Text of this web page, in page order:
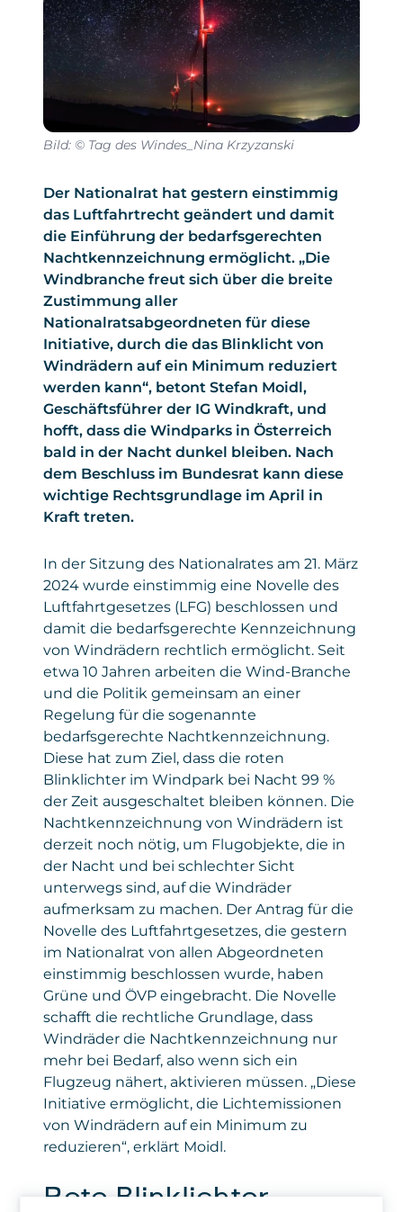
Bild: © Tag des Windes_Nina Krzyzanski
Der Nationalrat hat gestern einstimmig
das Luftfahrtrecht geändert und damit
die Einführung der bedarfsgerechten
Nachtkennzeichnung ermöglicht. „Die
Windbranche freut sich über die breite
Zustimmung aller
Nationalratsabgeordneten für diese
Initiative, durch die das Blinklicht von
Windrädern auf ein Minimum reduziert
werden kann“, betont Stefan Moidl,
Geschäftsführer der IG Windkraft, und
hofft, dass die Windparks in Österreich
bald in der Nacht dunkel bleiben. Nach
dem Beschluss im Bundesrat kann diese
wichtige Rechtsgrundlage im April in
Kraft treten.
In der Sitzung des Nationalrates am 21. März
2024 wurde einstimmig eine Novelle des
Luftfahrtgesetzes (LFG) beschlossen und
damit die bedarfsgerechte Kennzeichnung
von Windrädern rechtlich ermöglicht. Seit
etwa 10 Jahren arbeiten die Wind-Branche
und die Politik gemeinsam an einer
Regelung für die sogenannte
bedarfsgerechte Nachtkennzeichnung.
Diese hat zum Ziel, dass die roten
Blinklichter im Windpark bei Nacht 99 %
der Zeit ausgeschaltet bleiben können. Die
Nachtkennzeichnung von Windrädern ist
derzeit noch nötig, um Flugobjekte, die in
der Nacht und bei schlechter Sicht
unterwegs sind, auf die Windräder
aufmerksam zu machen. Der Antrag für die
Novelle des Luftfahrtgesetzes, die gestern
im Nationalrat von allen Abgeordneten
einstimmig beschlossen wurde, haben
Grüne und ÖVP eingebracht. Die Novelle
schafft die rechtliche Grundlage, dass
Windräder die Nachtkennzeichnung nur
mehr bei Bedarf, also wenn sich ein
Flugzeug nähert, aktivieren müssen. „Diese
Initiative ermöglicht, die Lichtemissionen
von Windrädern auf ein Minimum zu
reduzieren“, erklärt Moidl.
Rote Blinklichter